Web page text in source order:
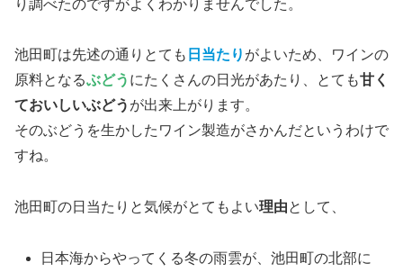
り調べたのですがよくわかりませんでした。
池田町は先述の通りとても 日当たり がよいため、ワインの
原料となるぶどう にたくさんの日光があたり、とても甘く
ておいしいぶどう が出来上がります。
そのぶどうを生かしたワイン製造がさかんだというわけで
すね。
池田町の日当たりと気候がとてもよい理由として、
日本海からやってくる冬の雨雲が、池田町の北部に